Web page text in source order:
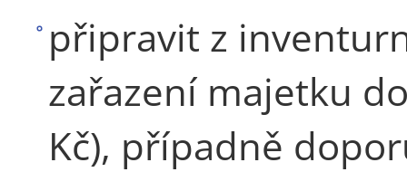
připravit z
zařazení majetku
Kč), případně